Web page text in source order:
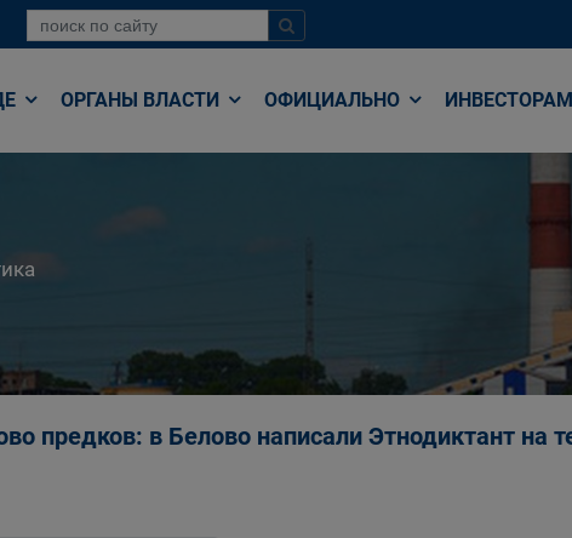
ОРГАНЫ ВЛАСТИ ОФИЦИАЛЬНО ИНВЕСТОРАМ
предков: в Белово написали Этнодиктант на